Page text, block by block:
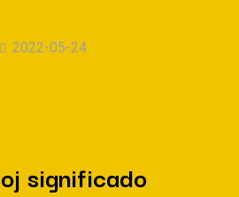
2022-05-24
significado